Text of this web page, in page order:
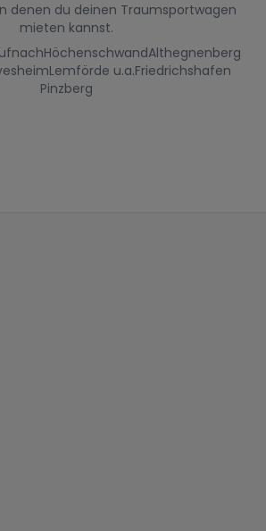
denen du deinen Traumsportwagen
mieten kannst.
HöchenschwandAlthegnenberg
Lemförde u.a.Friedrichshafen
Pinzberg